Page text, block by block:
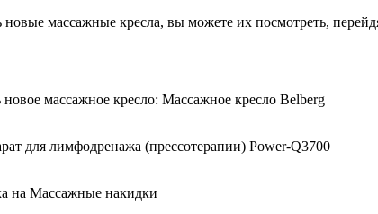
массажные кресла, вы можете их посмотреть,
массажное кресло: Массажное кресло Belberg
для лимфодренажа (прессотерапии) Power-Q3700
на Массажные накидки